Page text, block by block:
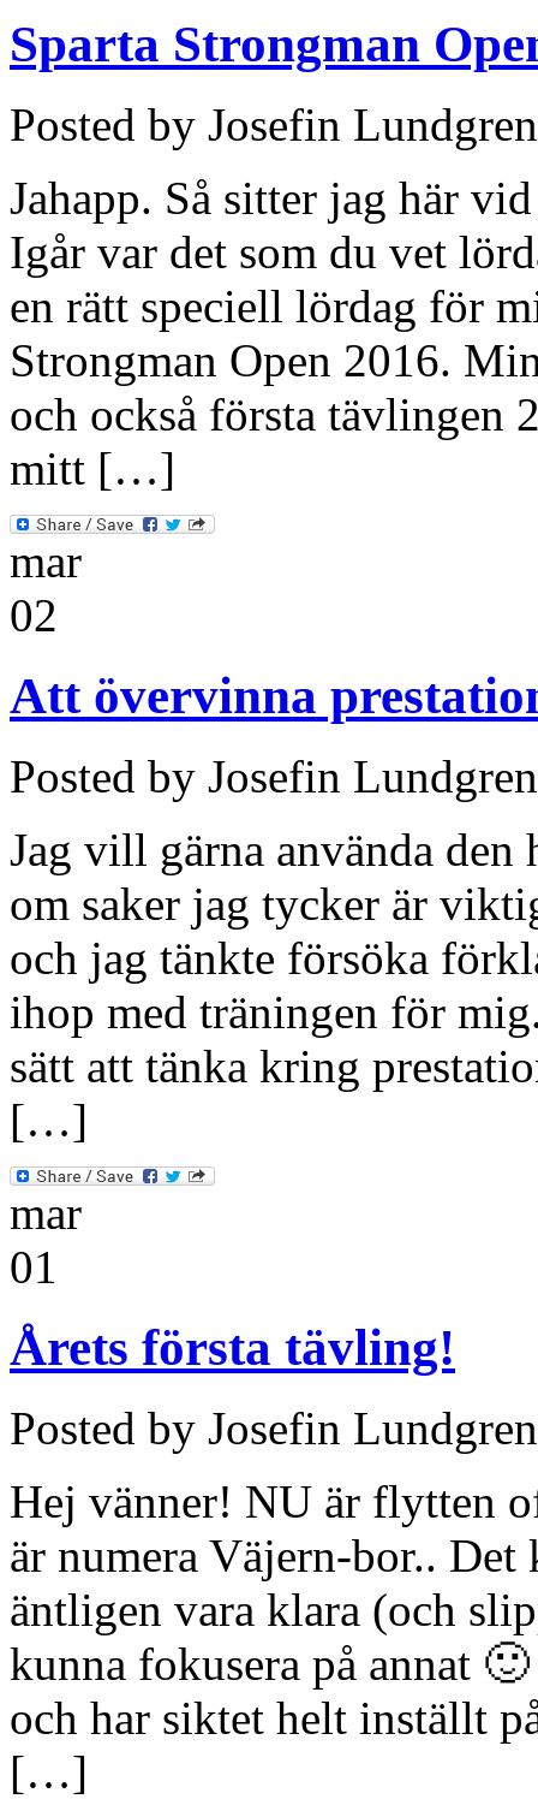
Sparta Strongman
Posted by Josefin Lundgren
Jahapp. Så sitter jag här
Igår var det som du vet
en rätt speciell lördag för
Strongman Open 2016.
och också första tävlingen
mitt […]
mar
02
Att övervinna
Posted by Josefin Lundgren
Jag vill gärna använda
om saker jag tycker är
och jag tänkte försöka
ihop med träningen för
sätt att tänka kring
[…]
mar
01
Årets första tävling!
Posted by Josefin Lundgren
Hej vänner! NU är flytten
är numera Väjern-bor..
äntligen vara klara (och
kunna fokusera på annat
och har siktet helt inställt
[…]